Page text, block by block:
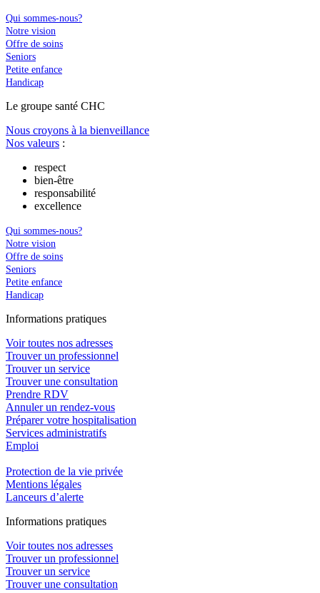
Qui sommes-nous?
Notre vision
Offre de soins
Seniors
Petite enfance
Handicap
Le groupe santé CHC
Nous croyons à la bienveillance
Nos valeurs :
respect
bien-être
responsabilité
excellence
Qui sommes-nous?
Notre vision
Offre de soins
Seniors
Petite enfance
Handicap
Informations pratiques
Voir toutes nos adresses
Trouver un professionnel
Trouver un service
Trouver une consultation
Prendre RDV
Annuler un rendez-vous
Préparer votre hospitalisation
Services administratifs
Emploi​
Protection de la vie privée
Mentions légales
Lanceurs d’alerte
Informations pratiques
Voir toutes nos adresses
Trouver un professionnel
Trouver un service
Trouver une consultation